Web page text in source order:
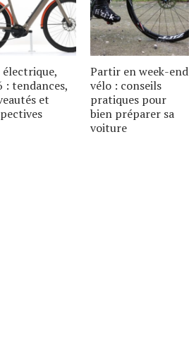
électrique,
: tendances,
et
Partir en week-end
vélo : conseils
pratiques pour
bien préparer sa
voiture